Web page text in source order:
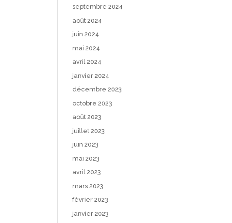
septembre 2024
août 2024
juin 2024
mai 2024
avril 2024
janvier 2024
décembre 2023
octobre 2023
août 2023
juillet 2023
juin 2023
mai 2023
avril 2023
mars 2023
février 2023
janvier 2023